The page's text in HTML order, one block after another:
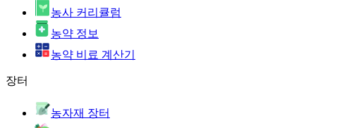
농사 커리큘럼
농약 정보
농약 비료 계산기
장터
농자재 장터